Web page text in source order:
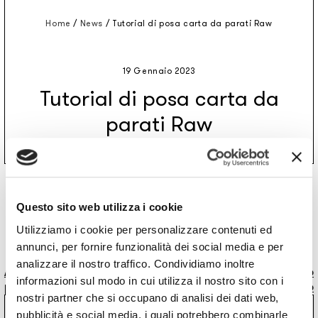
Questo sito web utilizza i cookie
Utilizziamo i cookie per personalizzare contenuti ed
annunci, per fornire funzionalità dei social media e per
analizzare il nostro traffico. Condividiamo inoltre
informazioni sul modo in cui utilizza il nostro sito con i
nostri partner che si occupano di analisi dei dati web,
pubblicità e social media, i quali potrebbero combinarle
Home / News / Tutorial di posa carta da parati Raw
19 Gennaio 2023
Tutorial di posa carta da
parati Raw
carta da parati Raw.
Articolo
precedente
Tutti gli articoli
Articolo
successivo
13 DIC 2022